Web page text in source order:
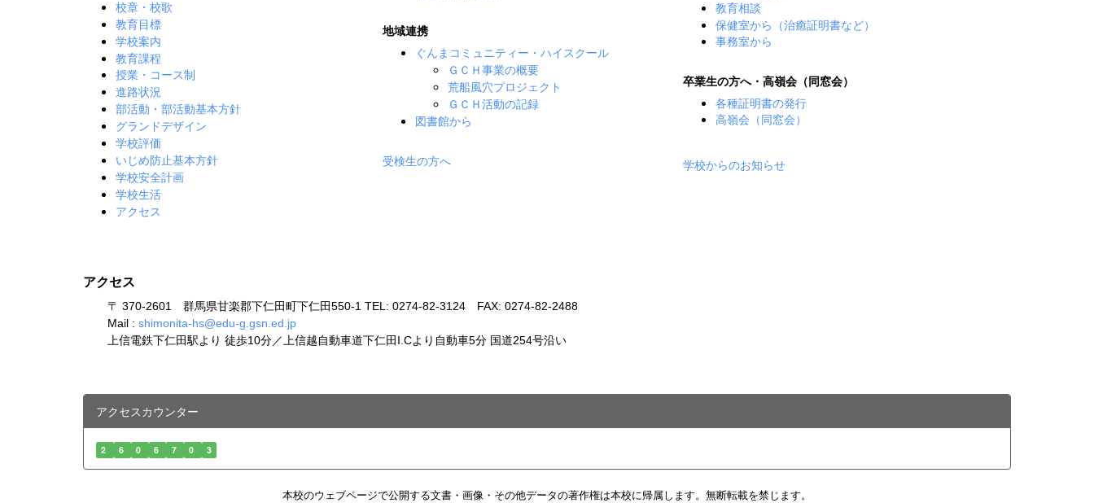
校章・校歌
教育目標
学校案内
教育課程
授業・コース制
進路状況
部活動・部活動基本方針
グランドデザイン
学校評価
いじめ防止基本方針
学校安全計画
学校生活
アクセス
地域連携
ぐんまコミュニティー・ハイスクール
ＧＣＨ事業の概要
荒船風穴プロジェクト
ＧＣＨ活動の記録
図書館から
受検生の方へ
教育相談
保健室から（治癒証明書など）
事務室から
卒業生の方へ・高嶺会（同窓会）
各種証明書の発行
高嶺会（同窓会）
学校からのお知らせ
アクセス
〒 370-2601 群馬県甘楽郡下仁田町下仁田550-1 TEL: 0274-82-3124 FAX: 0274-82-2488
Mail : shimonita-hs@edu-g.gsn.ed.jp
上信電鉄下仁田駅より 徒歩10分／上信越自動車道下仁田I.Cより自動車5分 国道254号沿い
アクセスカウンター
2 6 0 6 7 0 3
本校のウェブページで公開する文書・画像・その他データの著作権は本校に帰属します。無断転載を禁じます。